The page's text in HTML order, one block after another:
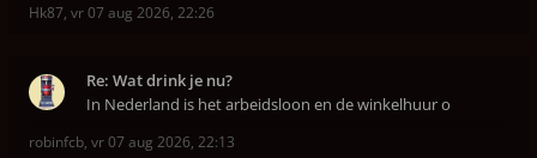
Hk87, vr 07 aug 2026, 22:26
Re: Wat drink je nu?
In Nederland is het arbeidsloon en de winkelhuur o
robinfcb, vr 07 aug 2026, 22:13